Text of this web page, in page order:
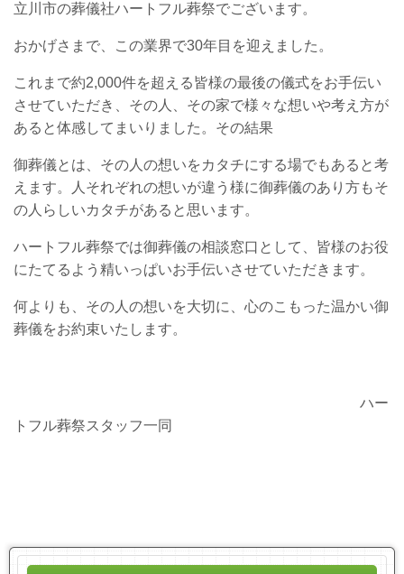
立川市の葬儀社ハートフル葬祭でございます。
おかげさまで、この業界で30年目を迎えました。
これまで約2,000件を超える皆様の最後の儀式をお手伝い
させていただき、その人、その家で様々な想いや考え方が
あると体感してまいりました。その結果
御葬儀とは、その人の想いをカタチにする場でもあると考
えます。人それぞれの想いが違う様に御葬儀のあり方もそ
の人らしいカタチがあると思います。
ハートフル葬祭では御葬儀の相談窓口として、皆様のお役
にたてるよう精いっぱいお手伝いさせていただきます。
何よりも、その人の想いを大切に、心のこもった温かい御
葬儀をお約束いたします。
ハー
トフル葬祭スタッフ一同